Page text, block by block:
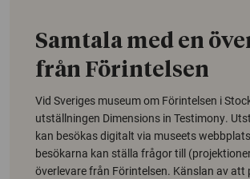
Samtala med en
från Förintelsen
Vid Sveriges museum om Förintelsen i
utställningen Dimensions in Testimony.
kan besökas digitalt via museets
besökarna kan ställa frågor till
överlevare från Förintelsen. Känslan av att